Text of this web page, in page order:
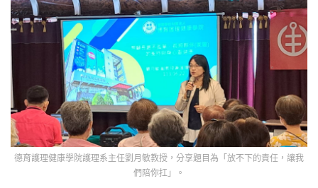
德育護理健康學院護理系主任劉月敏教授，分享題目為「放不下的責任，讓我
們陪你扛」。